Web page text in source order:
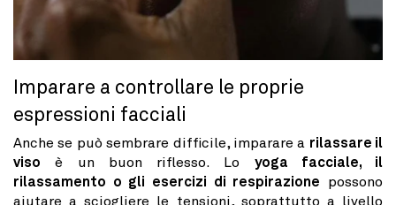
Imparare a controllare le proprie
espressioni facciali
Anche se può sembrare difficile, imparare a rilassare il
viso è un buon riflesso. Lo yoga facciale, il
rilassamento o gli esercizi di respirazione possono
aiutare a sciogliere le tensioni, soprattutto a livello